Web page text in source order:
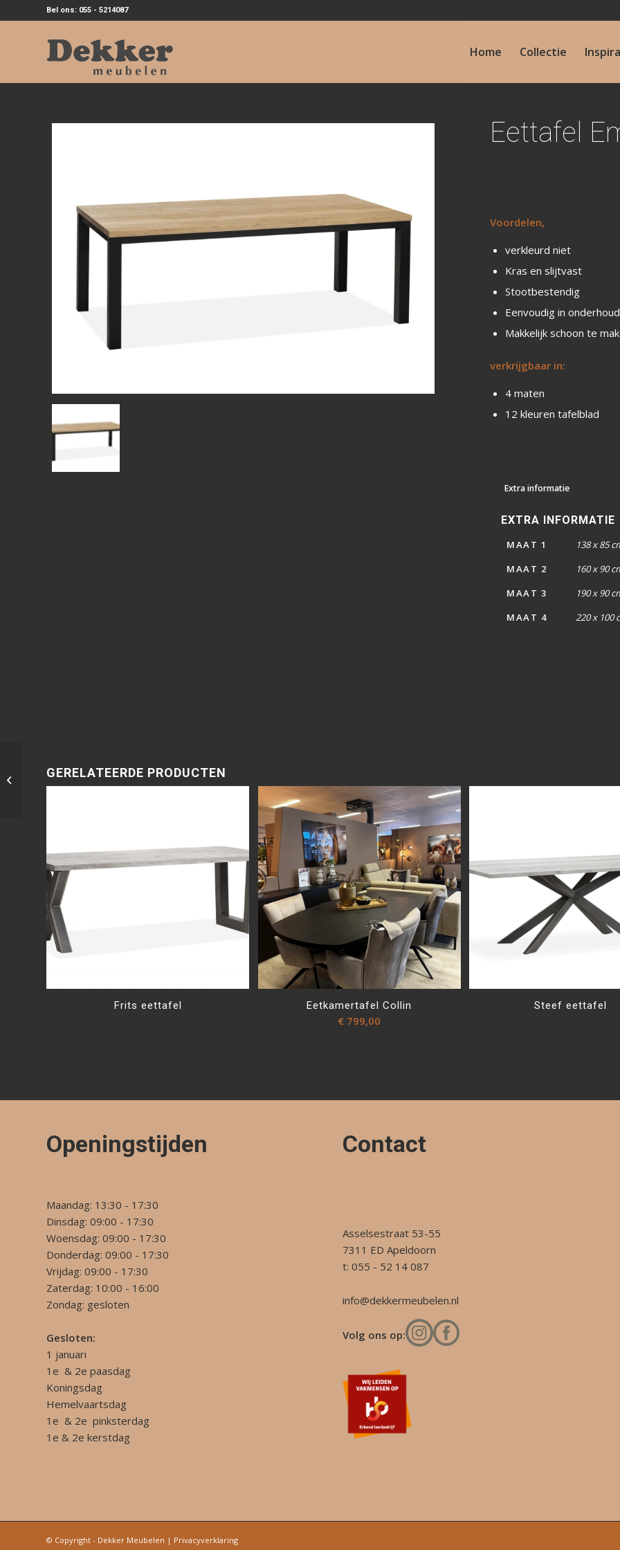
Bel ons: 055 - 5214087
Home Collectie
Eettafel
Voordelen,
verkleurd niet
Kras en slijtvast
Stootbestendig
Eenvoudig in onderhoud
Makkelijk schoon te
verkrijgbaar in:
4 maten
12 kleuren tafelblad
Extra informatie
EXTRA INFORMATIE
MAAT 1
138 x 85
MAAT 2
160 x 90
MAAT 3
190 x 90
MAAT 4
220 x 100
GERELATEERDE PRODUCTEN
Frits eettafel Eetkamertafel Collin
€ 799,00
Steef eettafel
Openingstijden
Maandag: 13:30 - 17:30
Dinsdag: 09:00 - 17:30
Woensdag: 09:00 - 17:30
Donderdag: 09:00 - 17:30
Vrijdag: 09:00 - 17:30
Zaterdag: 10:00 - 16:00
Zondag: gesloten
Gesloten:
1 januari
1e & 2e paasdag
Koningsdag
Hemelvaartsdag
1e & 2e pinksterdag
1e & 2e kerstdag
Contact
Asselsestraat 53-55
7311 ED Apeldoorn
t: 055 - 52 14 087
info@dekkermeubelen.nl
Volg ons op:
© Copyright - Dekker Meubelen | Privacyverklaring
Fauteuil Maarten